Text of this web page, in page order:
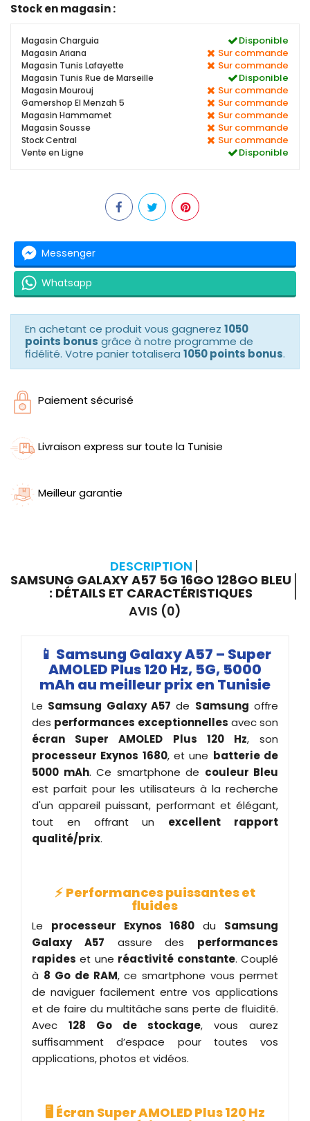
Stock en magasin :
Magasin Charguia Disponible
Magasin Ariana Sur commande
Magasin Tunis Lafayette Sur commande
Magasin Tunis Rue de Marseille Disponible
Magasin Mourouj Sur commande
Gamershop El Menzah 5 Sur commande
Magasin Hammamet Sur commande
Magasin Sousse Sur commande
Stock Central Sur commande
Vente en Ligne Disponible
Messenger
Whatsapp
En achetant ce produit vous gagnerez 1050
points bonus grâce à notre programme de
fidélité. Votre panier totalisera 1050 points bonus.
Paiement sécurisé
Livraison express sur toute la Tunisie
Meilleur garantie
DESCRIPTION
SAMSUNG GALAXY A57 5G 16GO 128GO BLEU
: DÉTAILS ET CARACTÉRISTIQUES
AVIS (0)
📱 Samsung Galaxy A57 – Super
AMOLED Plus 120 Hz, 5G, 5000
mAh au meilleur prix en Tunisie
Le Samsung Galaxy A57 de Samsung offre
des performances exceptionnelles avec son
écran Super AMOLED Plus 120 Hz, son
processeur Exynos 1680, et une batterie de
5000 mAh. Ce smartphone de couleur Bleu
est parfait pour les utilisateurs à la recherche
d'un appareil puissant, performant et élégant,
tout en offrant un excellent rapport
qualité/prix.
⚡ Performances puissantes et
fluides
Le processeur Exynos 1680 du Samsung
Galaxy A57 assure des performances
rapides et une réactivité constante. Couplé
à 8 Go de RAM, ce smartphone vous permet
de naviguer facilement entre vos applications
et de faire du multitâche sans perte de fluidité.
Avec 128 Go de stockage, vous aurez
suffisamment d’espace pour toutes vos
applications, photos et vidéos.
🖥️ Écran Super AMOLED Plus 120 Hz